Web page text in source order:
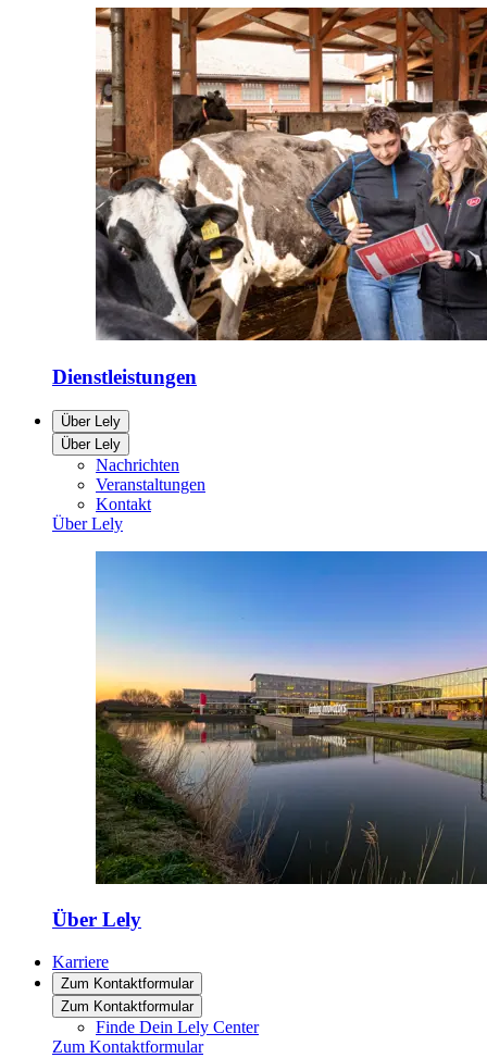
Dienstleistungen
Über Lely
Über Lely
Nachrichten
Veranstaltungen
Kontakt
Über Lely
Über Lely
Karriere
Zum Kontaktformular
Zum Kontaktformular
Finde Dein Lely Center
Zum Kontaktformular